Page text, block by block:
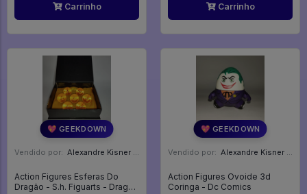
Carrinho Carrinho
💖 GEEKDOWN
Vendido por: Alexandre Kisner - PR
Action Figures Esferas Do
Dragão - S.h. Figuarts - Dragon
💖 GEEKDOWN
Vendido por: Alexandre Kisner - PR
Action Figures Ovoide 3d
Coringa - Dc Comics